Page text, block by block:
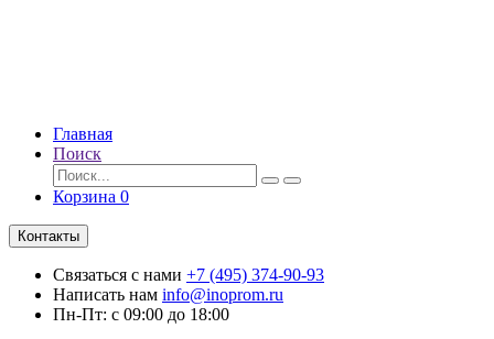
Главная
Поиск
Корзина 0
Контакты
Связаться с нами +7 (495) 374-90-93
Написать нам info@inoprom.ru
Пн-Пт: с 09:00 до 18:00